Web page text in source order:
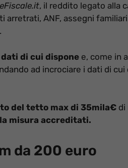
, il reddito legato alla
ANF, assegni
dati di cui dispone e, come in
ad incrociare i dati di
del tetto max di 35mila€ di
misura accreditati.
da 200 euro